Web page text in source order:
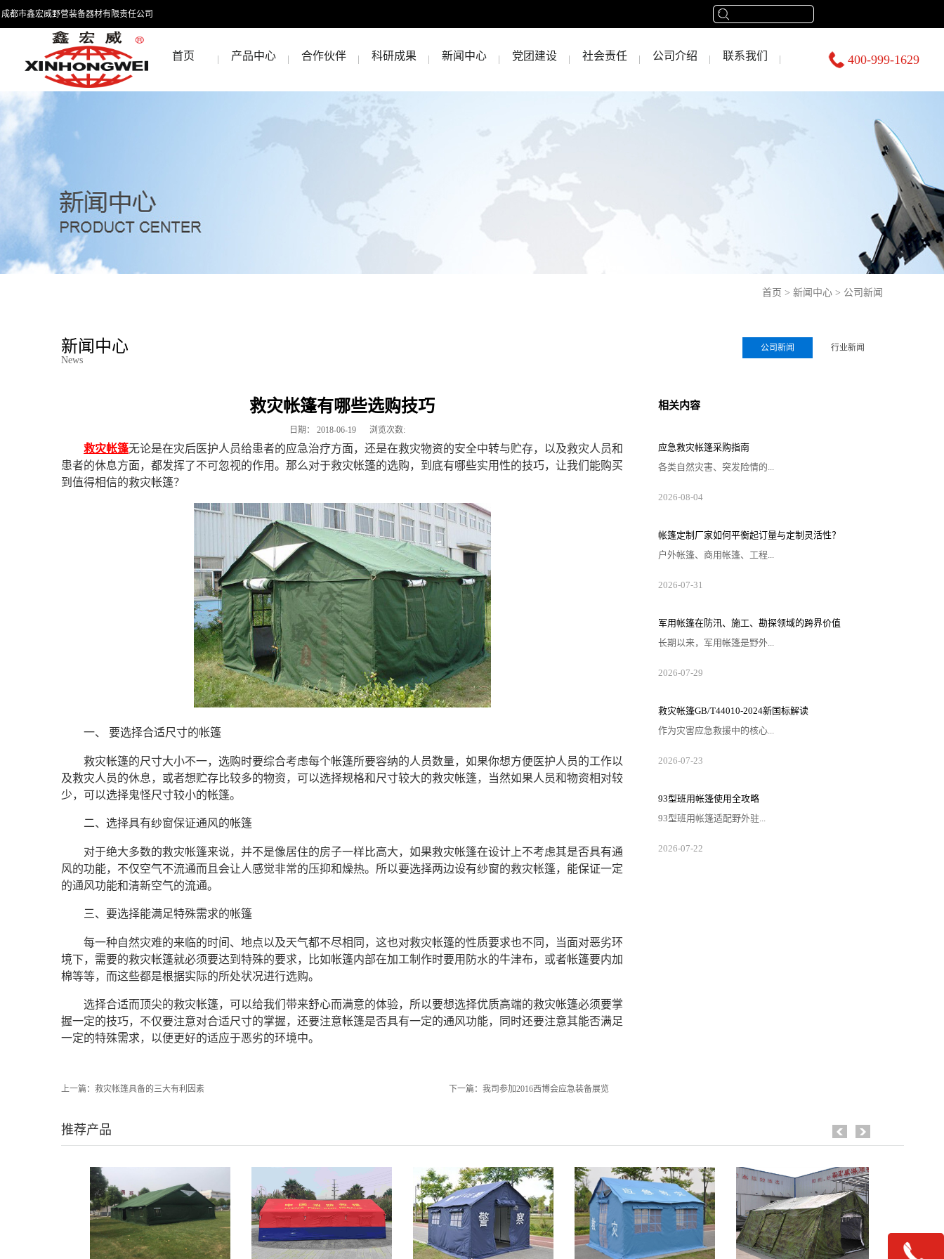
成都市鑫宏威野营装备器材有限责任公司
首页 产品中心 合作伙伴 科研成果 新闻中心 党团建设 社会责任 公司介绍 联系我们 400-999-1629
首页 > 新闻中心 > 公司新闻
新闻中心
News
公司新闻 行业新闻
救灾帐篷有哪些选购技巧
日期： 2018-06-19 浏览次数:
救灾帐篷无论是在灾后医护人员给患者的应急治疗方面，还是在救灾物资的安全中转与贮存，以及救灾人员和
患者的休息方面，都发挥了不可忽视的作用。那么对于救灾帐篷的选购，到底有哪些实用性的技巧，让我们能购买
到值得相信的救灾帐篷？
一、 要选择合适尺寸的帐篷
救灾帐篷的尺寸大小不一，选购时要综合考虑每个帐篷所要容纳的人员数量，如果你想方便医护人员的工作以
及救灾人员的休息，或者想贮存比较多的物资，可以选择规格和尺寸较大的救灾帐篷，当然如果人员和物资相对较
少，可以选择鬼怪尺寸较小的帐篷。
二、选择具有纱窗保证通风的帐篷
对于绝大多数的救灾帐篷来说，并不是像居住的房子一样比高大，如果救灾帐篷在设计上不考虑其是否具有通
风的功能，不仅空气不流通而且会让人感觉非常的压抑和燥热。所以要选择两边设有纱窗的救灾帐篷，能保证一定
的通风功能和清新空气的流通。
三、要选择能满足特殊需求的帐篷
每一种自然灾难的来临的时间、地点以及天气都不尽相同，这也对救灾帐篷的性质要求也不同，当面对恶劣环
境下，需要的救灾帐篷就必须要达到特殊的要求，比如帐篷内部在加工制作时要用防水的牛津布，或者帐篷要内加
棉等等，而这些都是根据实际的所处状况进行选购。
选择合适而顶尖的救灾帐篷，可以给我们带来舒心而满意的体验，所以要想选择优质高端的救灾帐篷必须要掌
握一定的技巧，不仅要注意对合适尺寸的掌握，还要注意帐篷是否具有一定的通风功能，同时还要注意其能否满足
一定的特殊需求，以便更好的适应于恶劣的环境中。
上一篇： 救灾帐篷具备的三大有利因素 下一篇： 我司参加2016西博会应急装备展览
相关内容
应急救灾帐篷采购指南
各类自然灾害、突发险情的...
2026-08-04
帐篷定制厂家如何平衡起订量与定制灵活性？
户外帐篷、商用帐篷、工程...
2026-07-31
军用帐篷在防汛、施工、勘探领域的跨界价值
长期以来，军用帐篷是野外...
2026-07-29
救灾帐篷GB/T44010-2024新国标解读
作为灾害应急救援中的核心...
2026-07-23
93型班用帐篷使用全攻略
93型班用帐篷适配野外驻...
2026-07-22
推荐产品